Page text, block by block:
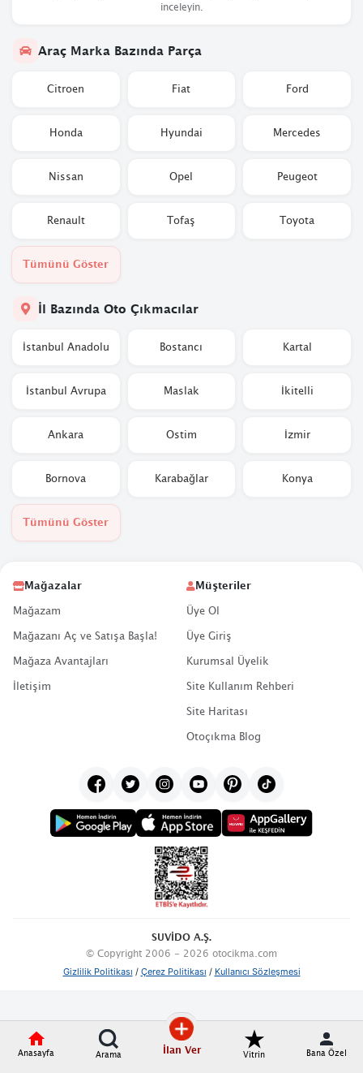
inceleyin.
Araç Marka Bazında Parça
Citroen Fiat Ford
Honda Hyundai Mercedes
Nissan Opel Peugeot
Renault Tofaş Toyota
Tümünü Göster
İl Bazında Oto Çıkmacılar
İstanbul Anadolu Bostancı Kartal
İstanbul Avrupa Maslak İkitelli
Ankara Ostim İzmir
Bornova Karabağlar Konya
Tümünü Göster
Mağazalar
Mağazam
Mağazanı Aç ve Satışa Başla!
Mağaza Avantajları
İletişim
Müşteriler
Üye Ol
Üye Giriş
Kurumsal Üyelik
Site Kullanım Rehberi
Site Haritası
Otoçıkma Blog
SUVİDO A.Ş.
© Copyright 2006 - 2026 otocikma.com
Gizlilik Politikası / Çerez Politikası / Kullanıcı Sözleşmesi
Anasayfa Arama İlan Ver Vitrin Bana Özel